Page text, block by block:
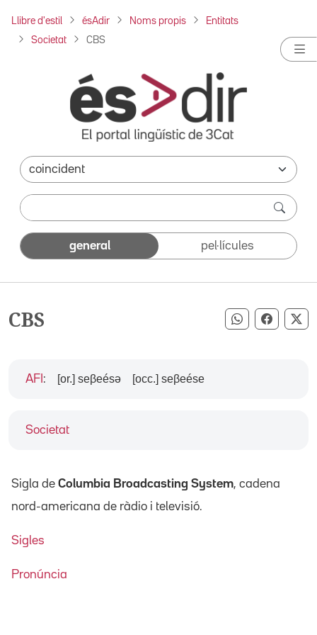
Llibre d'estil ésAdir Noms propis Entitats
Societat CBS
general pel·lícules
CBS Compartir
Societat
AFI : [or.] seβeésə [occ.] seβeése
Sigla de Columbia Broadcasting System, cadena
nord-americana de ràdio i televisió.
Sigles
Pronúncia